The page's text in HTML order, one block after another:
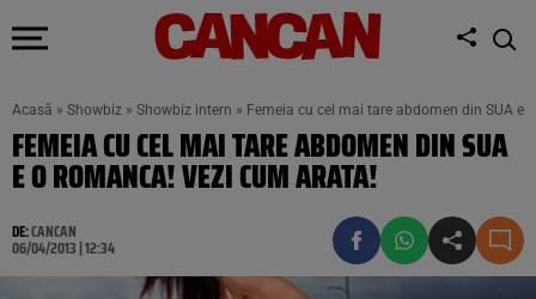
Acasă » Showbiz » Showbiz intern » Femeia cu cel mai tare abdomen din SUA e
FEMEIA CU CEL MAI TARE ABDOMEN DIN SUA
E O ROMANCA! VEZI CUM ARATA!
DE:CANCAN
06/04/2013 | 12:34